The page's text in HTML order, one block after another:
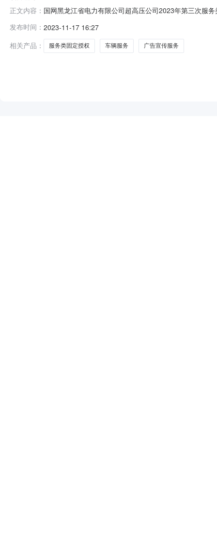
正文内容： 国网黑龙江省电力有限公司超高压公司2023年第三次服
作已结束，经评审委员会评审并报公司授权采购工作领
公司1.05002车辆服务包2
发布时间： 2023-11-17 16:27
相关产品：
服务类固定授权 车辆服务 广告宣传服务